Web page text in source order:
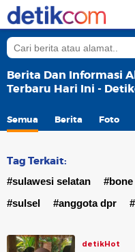
Berita Dan Informasi
Terbaru Hari Ini -
Semua Berita Foto
Tag Terkait:
#sulawesi selatan #bone
#sulsel
#anggota dpr
detikHot